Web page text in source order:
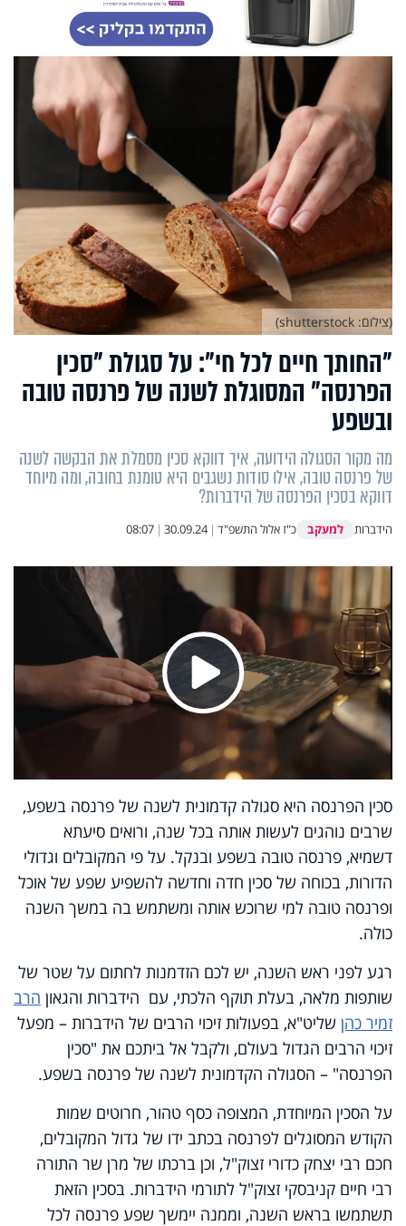
"החותך חיים לכל חי": על סגולת "סכין
הפרנסה" המסוגלת לשנה של פרנסה טובה
ובשפע
מה מקור הסגולה הידועה, איך דווקא סכין מסמלת את הבקשה לשנה
של פרנסה טובה, אילו סודות נשגבים היא טומנת בחובה, ומה מיוחד
דווקא בסכין הפרנסה של הידברות?
הידברות למעקב כ"ז אלול התשפ"ד |
30.09.24
|
08:07
(צילום: shutterstock)
Play
Video
סכין הפרנסה היא סגולה קדמונית לשנה של פרנסה בשפע,
שרבים נוהגים לעשות אותה בכל שנה, ורואים סיעתא
דשמיא, פרנסה טובה בשפע ובנקל. על פי המקובלים וגדולי
הדורות, בכוחה של סכין חדה וחדשה להשפיע שפע של אוכל
ופרנסה טובה למי שרוכש אותה ומשתמש בה במשך השנה
כולה.
רגע לפני ראש השנה, יש לכם הזדמנות לחתום על שטר של
שותפות מלאה, בעלת תוקף הלכתי, עם הידברות והגאון הרב
זמיר כהן שליט"א, בפעולות זיכוי הרבים של הידברות – מפעל
זיכוי הרבים הגדול בעולם, ולקבל אל ביתכם את "סכין
הפרנסה" – הסגולה הקדמונית לשנה של פרנסה בשפע.
על הסכין המיוחדת, המצופה כסף טהור, חרוטים שמות
הקודש המסוגלים לפרנסה בכתב ידו של גדול המקובלים,
חכם רבי יצחק כדורי זצוק"ל, וכן ברכתו של מרן שר התורה
רבי חיים קניבסקי זצוק"ל לתורמי הידברות. בסכין הזאת
תשתמשו בראש השנה, וממנה יימשך שפע פרנסה לכל